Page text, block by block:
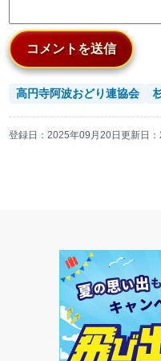
コメントを送信
高円寺阿波おどり連協会
登録日：2025年09月20日更新日：